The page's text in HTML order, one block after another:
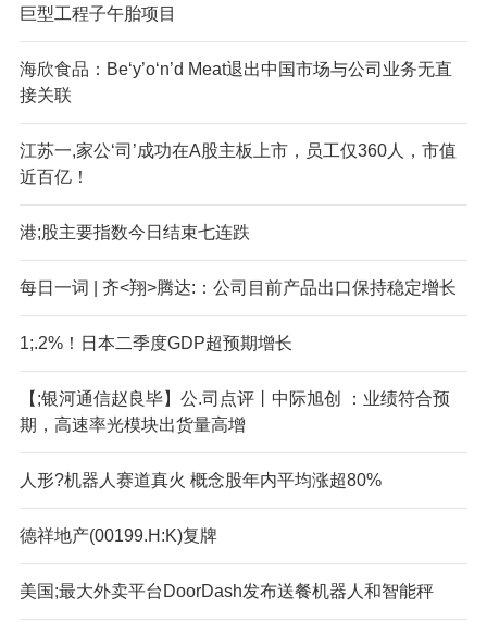
巨型工程子午胎项目
海欣食品：Be‘y’o‘n’d Meat退出中国市场与公司业务无直
接关联
江苏一,家公‘司’成功在A股主板上市，员工仅360人，市值
近百亿！
港;股主要指数今日结束七连跌
每日一词 | 齐<翔>腾达:：公司目前产品出口保持稳定增长
1;.2%！日本二季度GDP超预期增长
【;银河通信赵良毕】公.司点评丨中际旭创 ：业绩符合预
期，高速率光模块出货量高增
人形?机器人赛道真火 概念股年内平均涨超80%
德祥地产(00199.H:K)复牌
美国;最大外卖平台DoorDash发布送餐机器人和智能秤